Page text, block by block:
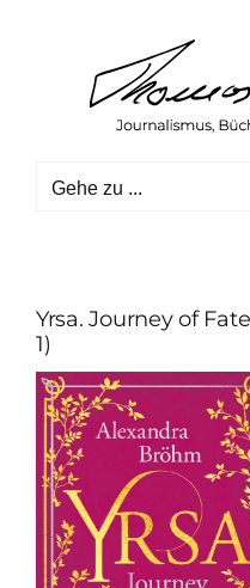
springen
Gehe zu ...
Yrsa. Journey of
1)